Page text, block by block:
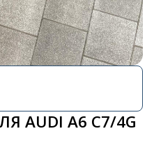
AUDI A6 C7/4G